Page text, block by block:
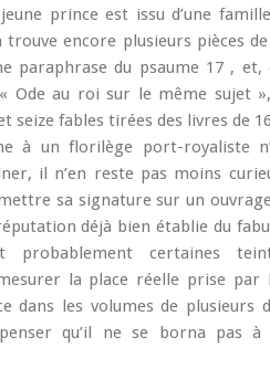
prince est issu d’une
encore plusieurs pièces
paraphrase du psaume 17 , et,
Ode au roi sur le même sujet
seize fables tirées des livres de
à un florilège port-royaliste
il n’en reste pas moins
sa signature sur un
déjà bien établie du
probablement certaines
la place réelle prise par
dans les volumes de plusieurs
qu’il ne se borna pas